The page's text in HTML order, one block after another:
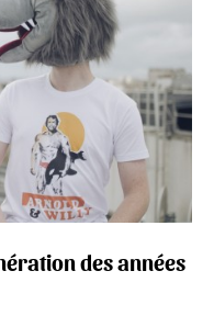
des années